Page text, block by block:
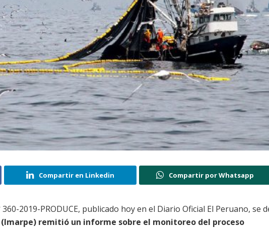
Compartir en Linkedin Compartir por Whatsapp
2019-PRODUCE, publicado hoy en el Diario Oficial El Peruano, se
remitió un informe sobre el monitoreo del proceso